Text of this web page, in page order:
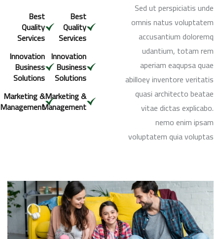
Sed ut perspiciatis unde
omnis natus voluptatem
accusantium doloremq
udantium, totam rem
aperiam eaqupsa quae
abilloey inventore veritatis
quasi architecto beatae
vitae dictas explicabo.
nemo enim ipsam
voluptatem quia voluptas
Best
Quality
Services
Innovation
Business
Solutions
Marketing &
Management
Best
Quality
Services
Innovation
Business
Solutions
Marketing &
Management